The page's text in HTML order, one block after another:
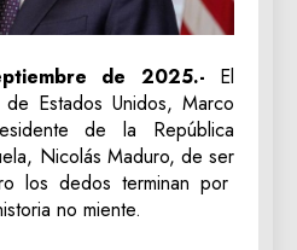
de 2025.- El
Estados Unidos, Marco
de la República
Nicolás Maduro, de ser
los dedos terminan por
no miente.